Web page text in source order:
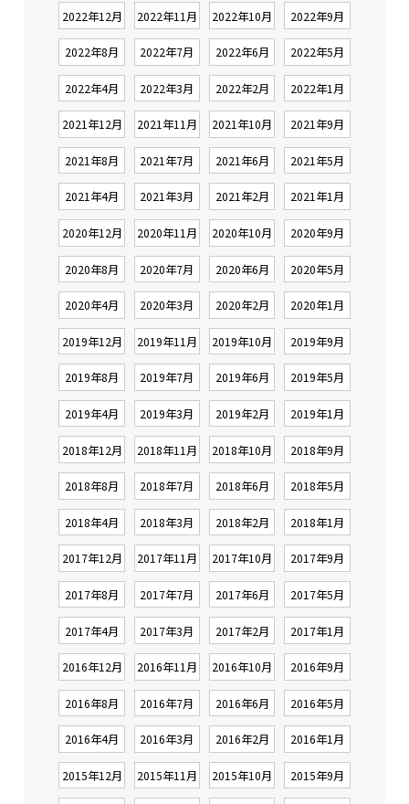
2022年12月 2022年11月 2022年10月 2022年9月
2022年8月 2022年7月 2022年6月 2022年5月
2022年4月 2022年3月 2022年2月 2022年1月
2021年12月 2021年11月 2021年10月 2021年9月
2021年8月 2021年7月 2021年6月 2021年5月
2021年4月 2021年3月 2021年2月 2021年1月
2020年12月 2020年11月 2020年10月 2020年9月
2020年8月 2020年7月 2020年6月 2020年5月
2020年4月 2020年3月 2020年2月 2020年1月
2019年12月 2019年11月 2019年10月 2019年9月
2019年8月 2019年7月 2019年6月 2019年5月
2019年4月 2019年3月 2019年2月 2019年1月
2018年12月 2018年11月 2018年10月 2018年9月
2018年8月 2018年7月 2018年6月 2018年5月
2018年4月 2018年3月 2018年2月 2018年1月
2017年12月 2017年11月 2017年10月 2017年9月
2017年8月 2017年7月 2017年6月 2017年5月
2017年4月 2017年3月 2017年2月 2017年1月
2016年12月 2016年11月 2016年10月 2016年9月
2016年8月 2016年7月 2016年6月 2016年5月
2016年4月 2016年3月 2016年2月 2016年1月
2015年12月 2015年11月 2015年10月 2015年9月